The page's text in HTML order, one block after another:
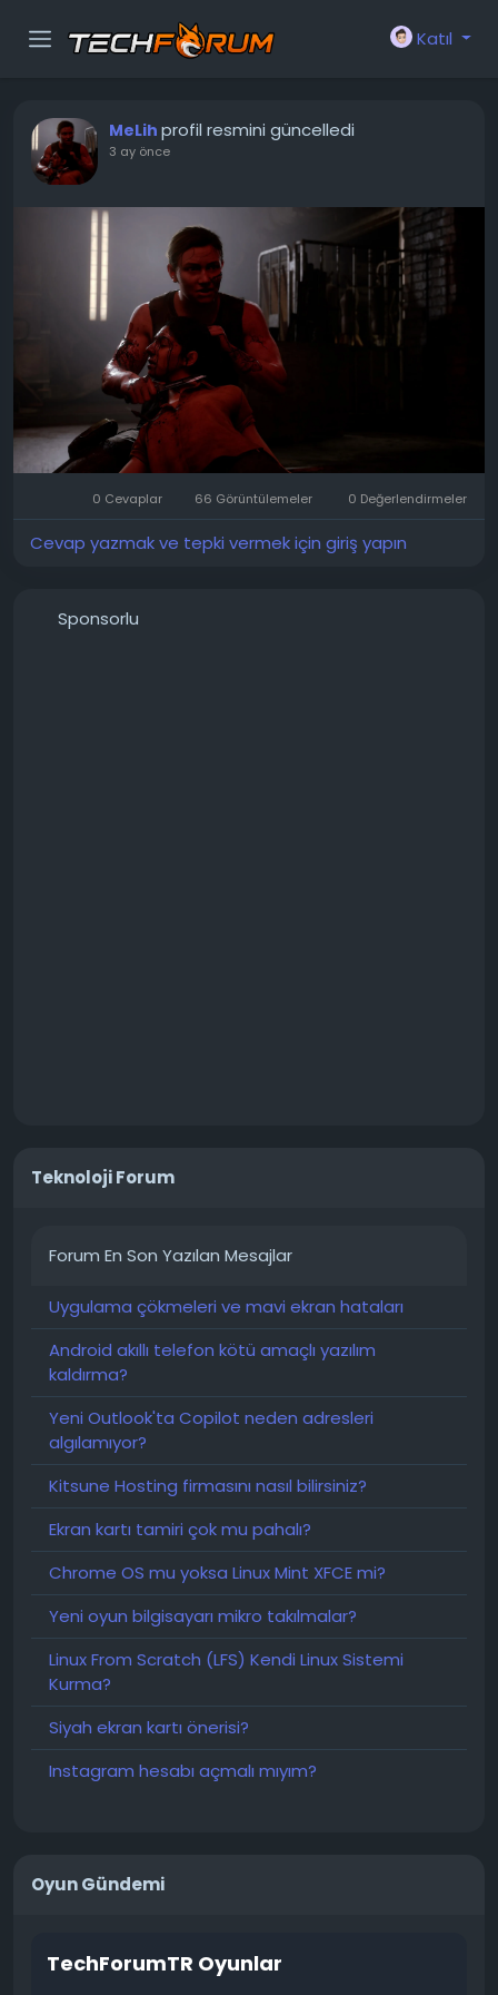
Katıl
MeLih profil resmini güncelledi
3 ay önce
0 Cevaplar 66 Görüntülemeler 0 Değerlendirmeler
Cevap yazmak ve tepki vermek için giriş yapın
Sponsorlu
Teknoloji Forum
Forum En Son Yazılan Mesajlar
Uygulama çökmeleri ve mavi ekran hataları
Android akıllı telefon kötü amaçlı yazılım
kaldırma?
Yeni Outlook'ta Copilot neden adresleri
algılamıyor?
Kitsune Hosting firmasını nasıl bilirsiniz?
Ekran kartı tamiri çok mu pahalı?
Chrome OS mu yoksa Linux Mint XFCE mi?
Yeni oyun bilgisayarı mikro takılmalar?
Linux From Scratch (LFS) Kendi Linux Sistemi
Kurma?
Siyah ekran kartı önerisi?
Instagram hesabı açmalı mıyım?
Oyun Gündemi
TechForumTR Oyunlar